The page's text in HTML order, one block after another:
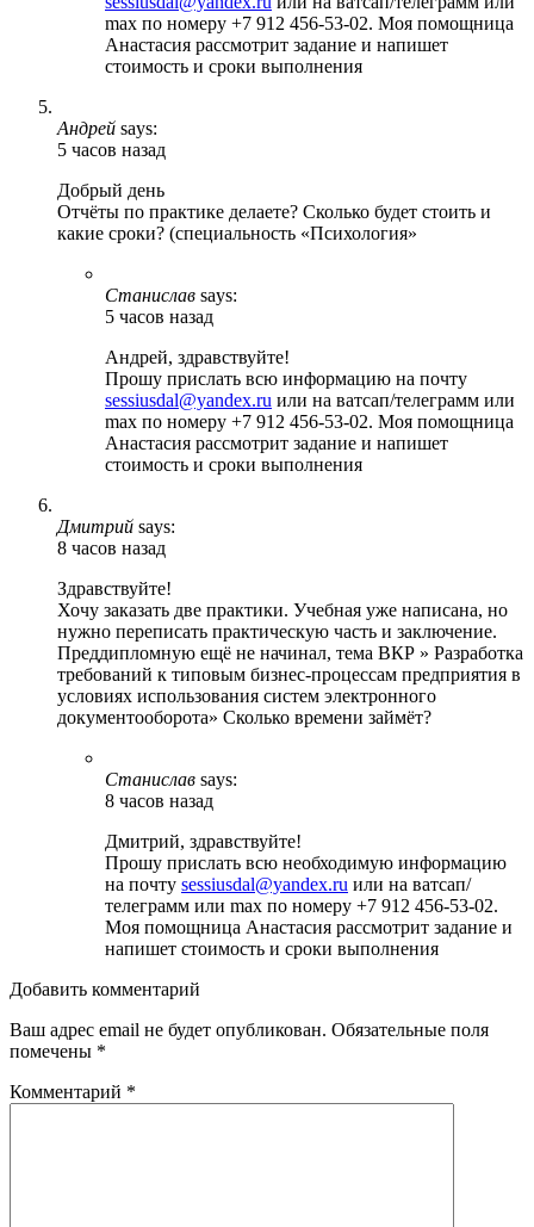
max по номеру +7 912 456-53-02. Моя помощница
Анастасия рассмотрит задание и напишет
стоимость и сроки выполнения
Андрей says:
5 часов назад
Добрый день
Отчёты по практике делаете? Сколько будет стоить и
какие сроки? (специальность «Психология»
Станислав says:
5 часов назад
Андрей, здравствуйте!
Прошу прислать всю информацию на почту
sessiusdal@yandex.ru или на ватсап/телеграмм или
max по номеру +7 912 456-53-02. Моя помощница
Анастасия рассмотрит задание и напишет
стоимость и сроки выполнения
Дмитрий says:
8 часов назад
Здравствуйте!
Хочу заказать две практики. Учебная уже написана, но
нужно переписать практическую часть и заключение.
Преддипломную ещё не начинал, тема ВКР » Разработка
требований к типовым бизнес-процессам предприятия в
условиях использования систем электронного
документооборота» Сколько времени займёт?
Станислав says:
8 часов назад
Дмитрий, здравствуйте!
Прошу прислать всю необходимую информацию
на почту sessiusdal@yandex.ru или на ватсап/
телеграмм или max по номеру +7 912 456-53-02.
Моя помощница Анастасия рассмотрит задание и
напишет стоимость и сроки выполнения
Добавить комментарий
Ваш адрес email не будет опубликован. Обязательные поля
помечены *
Комментарий *